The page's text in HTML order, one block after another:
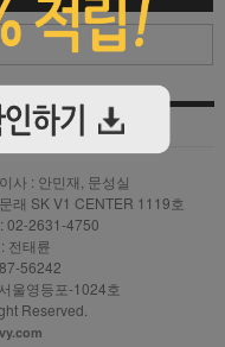
약관|PC버전 바로가기
사 : 안민재, 문성실
래 SK V1 CENTER 1119호
02-2631-4750
전태륜
56242
울영등포-1024호
Reserved.